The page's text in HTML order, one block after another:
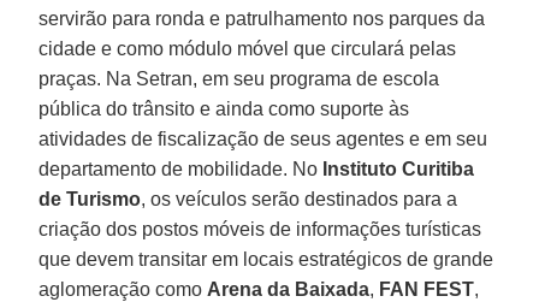
servirão para ronda e patrulhamento nos parques da
cidade e como módulo móvel que circulará pelas
praças. Na Setran, em seu programa de escola
pública do trânsito e ainda como suporte às
atividades de fiscalização de seus agentes e em seu
departamento de mobilidade. No Instituto Curitiba
de Turismo, os veículos serão destinados para a
criação dos postos móveis de informações turísticas
que devem transitar em locais estratégicos de grande
aglomeração como Arena da Baixada, FAN FEST,